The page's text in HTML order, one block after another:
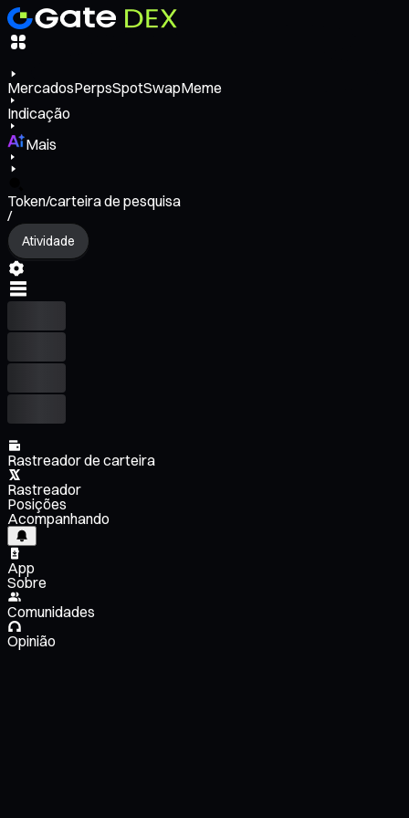
MercadosPerpsSpotSwapMeme
Indicação
Mais
Token/carteira de pesquisa
/
Atividade
Rastreador de carteira
Rastreador
Posições
Acompanhando
App
Sobre
Comunidades
Opinião